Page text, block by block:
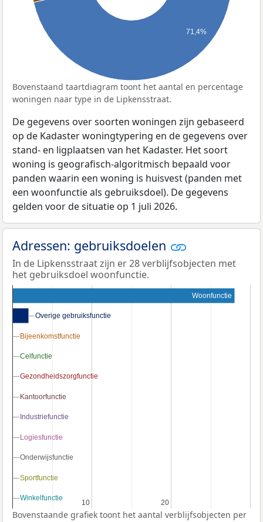
71,4%
Bovenstaand taartdiagram toont het aantal en percentage
woningen naar type in de Lipkensstraat.
De gegevens over soorten woningen zijn gebaseerd
op de Kadaster woningtypering en de gegevens over
stand- en ligplaatsen van het Kadaster. Het soort
woning is geografisch-algoritmisch bepaald voor
panden waarin een woning is huisvest (panden met
een woonfunctie als gebruiksdoel). De gegevens
gelden voor de situatie op 1 juli 2026.
Adressen: gebruiksdoelen
In de Lipkensstraat zijn er 28 verblijfsobjecten met
het gebruiksdoel woonfunctie.
10
10 20
20
Woonfunctie
Overige gebruiksfunctie
Overige gebruiksfunctie
Bijeenkomstfunctie
Bijeenkomstfunctie
Celfunctie
Celfunctie
Gezondheidszorgfunctie
Gezondheidszorgfunctie
Kantoorfunctie
Kantoorfunctie
Industriefunctie
Industriefunctie
Logiesfunctie
Logiesfunctie
Onderwijsfunctie
Onderwijsfunctie
Sportfunctie
Sportfunctie
Winkelfunctie
Winkelfunctie
Bovenstaande grafiek toont het aantal verblijfsobjecten per